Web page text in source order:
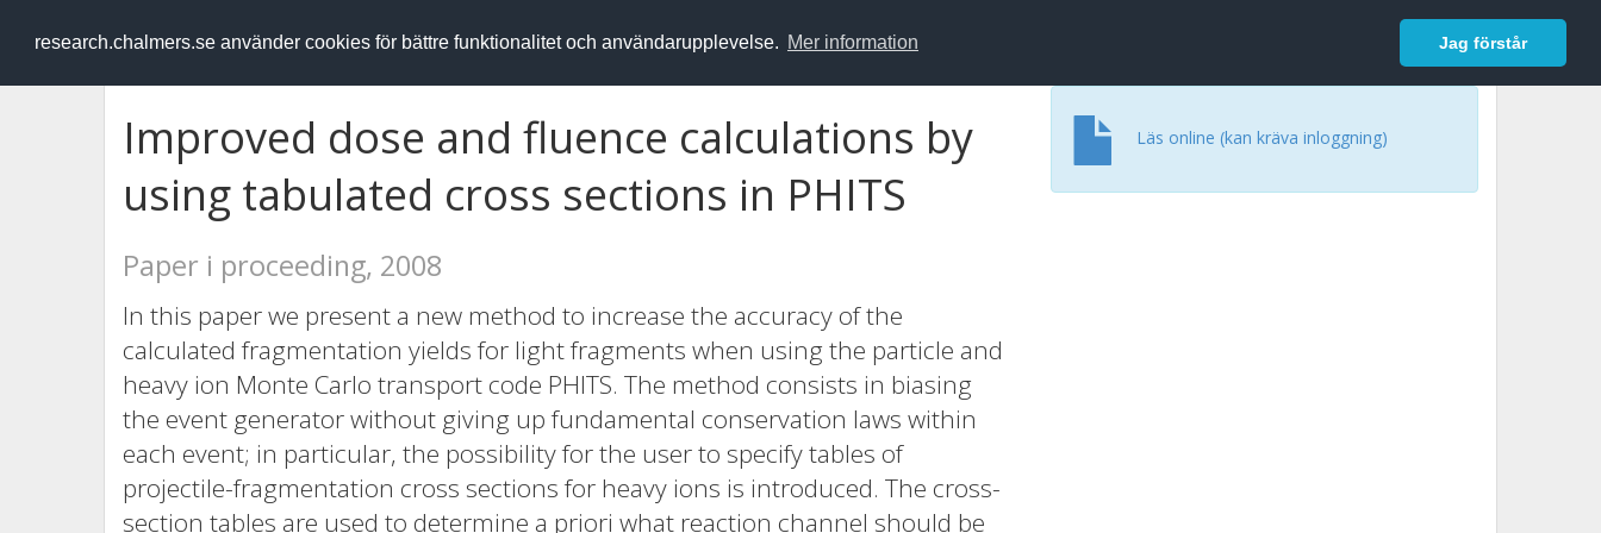
research.chalmers.se använder cookies för bättre funktionalitet och användarupplevelse. Mer information Jag förstår
RESEARCH.chalmers.se Logga in
Improved dose and fluence calculations by
using tabulated cross sections in PHITS
Paper i proceeding, 2008
In this paper we present a new method to increase the accuracy of the
calculated fragmentation yields for light fragments when using the particle and
heavy ion Monte Carlo transport code PHITS. The method consists in biasing
the event generator without giving up fundamental conservation laws within
each event; in particular, the possibility for the user to specify tables of
projectile-fragmentation cross sections for heavy ions is introduced. The cross-
section tables are used to determine a priori what reaction channel should be
Läs online (kan kräva inloggning)